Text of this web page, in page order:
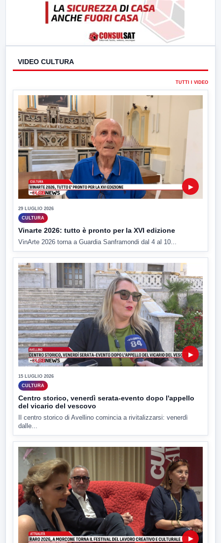
VIDEO CULTURA
TUTTI I VIDEO
▶
29 LUGLIO 2026
CULTURA
Vinarte 2026: tutto è pronto per la XVI edizione
VinArte 2026 torna a Guardia Sanframondi dal 4 al 10...
▶
15 LUGLIO 2026
CULTURA
Centro storico, venerdì serata-evento dopo l'appello
del vicario del vescovo
Il centro storico di Avellino comincia a rivitalizzarsi: venerdì
dalle...
▶